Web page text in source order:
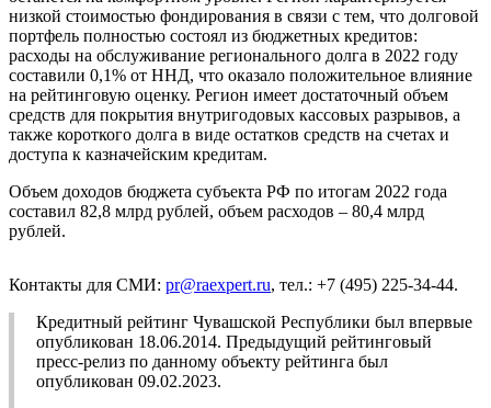
низкой стоимостью фондирования в связи с тем, что долговой
портфель полностью состоял из бюджетных кредитов:
расходы на обслуживание регионального долга в 2022 году
составили 0,1% от ННД, что оказало положительное влияние
на рейтинговую оценку. Регион имеет достаточный объем
средств для покрытия внутригодовых кассовых разрывов, а
также короткого долга в виде остатков средств на счетах и
доступа к казначейским кредитам.
Объем доходов бюджета субъекта РФ по итогам 2022 года
составил 82,8 млрд рублей, объем расходов – 80,4 млрд
рублей.
Контакты для СМИ: pr@raexpert.ru, тел.: +7 (495) 225-34-44.
Кредитный рейтинг Чувашской Республики был впервые
опубликован 18.06.2014. Предыдущий рейтинговый
пресс-релиз по данному объекту рейтинга был
опубликован 09.02.2023.